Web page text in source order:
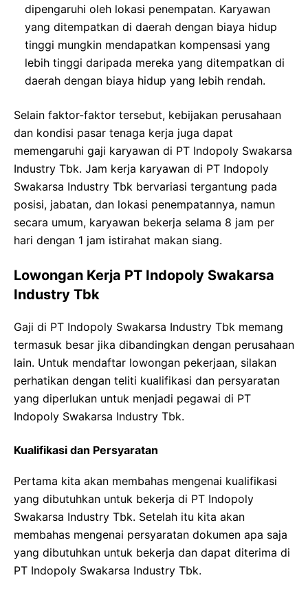
dipengaruhi oleh lokasi penempatan. Karyawan
yang ditempatkan di daerah dengan biaya hidup
tinggi mungkin mendapatkan kompensasi yang
lebih tinggi daripada mereka yang ditempatkan di
daerah dengan biaya hidup yang lebih rendah.
Selain faktor-faktor tersebut, kebijakan perusahaan
dan kondisi pasar tenaga kerja juga dapat
memengaruhi gaji karyawan di PT Indopoly Swakarsa
Industry Tbk. Jam kerja karyawan di PT Indopoly
Swakarsa Industry Tbk bervariasi tergantung pada
posisi, jabatan, dan lokasi penempatannya, namun
secara umum, karyawan bekerja selama 8 jam per
hari dengan 1 jam istirahat makan siang.
Lowongan Kerja PT Indopoly Swakarsa
Industry Tbk
Gaji di PT Indopoly Swakarsa Industry Tbk memang
termasuk besar jika dibandingkan dengan perusahaan
lain. Untuk mendaftar lowongan pekerjaan, silakan
perhatikan dengan teliti kualifikasi dan persyaratan
yang diperlukan untuk menjadi pegawai di PT
Indopoly Swakarsa Industry Tbk.
Kualifikasi dan Persyaratan
Pertama kita akan membahas mengenai kualifikasi
yang dibutuhkan untuk bekerja di PT Indopoly
Swakarsa Industry Tbk. Setelah itu kita akan
membahas mengenai persyaratan dokumen apa saja
yang dibutuhkan untuk bekerja dan dapat diterima di
PT Indopoly Swakarsa Industry Tbk.